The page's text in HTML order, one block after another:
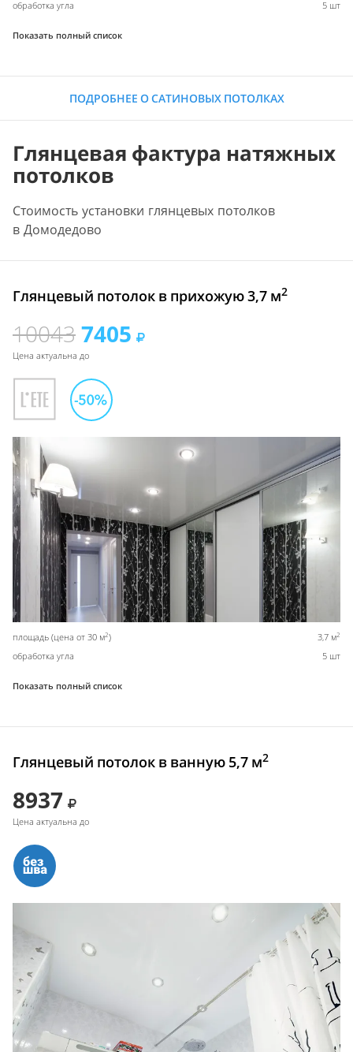
обработка угла 5 шт
Показать полный список
ПОДРОБНЕЕ О САТИНОВЫХ ПОТОЛКАХ
Глянцевая фактура натяжных
потолков
Стоимость установки глянцевых потолков
в Домодедово
Глянцевый потолок в прихожую 3,7 м2
100437405
Цена актуальна до
площадь (цена от 30 м2) 3,7 м2
обработка угла 5 шт
Показать полный список
Глянцевый потолок в ванную 5,7 м2
8937
Цена актуальна до